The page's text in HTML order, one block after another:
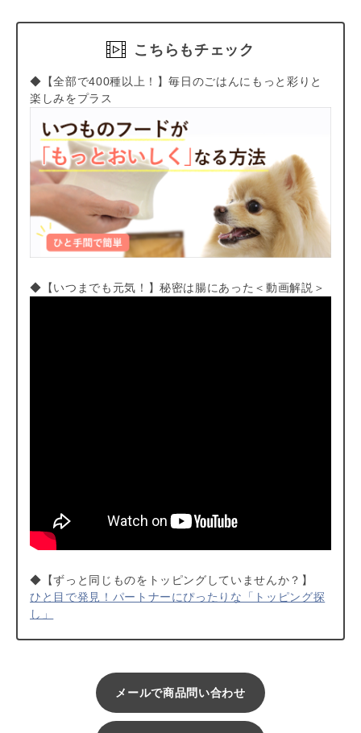
こちらもチェック
◆【全部で400種以上！】毎日のごはんにもっと彩りと
楽しみをプラス
◆【いつまでも元気！】秘密は腸にあった＜動画解説＞
◆【ずっと同じものをトッピングしていませんか？】
ひと目で発見！パートナーにぴったりな「トッピング探
し」
メールで商品問い合わせ